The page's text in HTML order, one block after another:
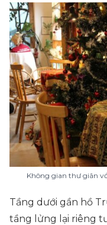
Không gian thư giãn
Tầng dưới gần hồ
tầng lửng lại riêng